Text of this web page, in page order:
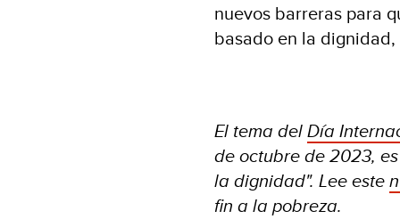
nuevos barreras para
basado en la
El tema delDía
de octubre de 2023,
la dignidad". Lee este
fin a la pobreza.